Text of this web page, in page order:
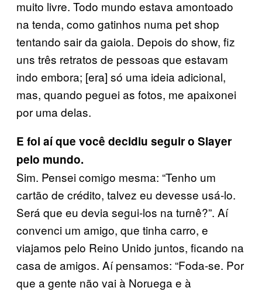
muito livre. Todo mundo estava amontoado
na tenda, como gatinhos numa pet shop
tentando sair da gaiola. Depois do show, fiz
uns três retratos de pessoas que estavam
indo embora; [era] só uma ideia adicional,
mas, quando peguei as fotos, me apaixonei
por uma delas.
E foi aí que você decidiu seguir o Slayer
pelo mundo.
Sim. Pensei comigo mesma: “Tenho um
cartão de crédito, talvez eu devesse usá-lo.
Será que eu devia segui-los na turnê?”. Aí
convenci um amigo, que tinha carro, e
viajamos pelo Reino Unido juntos, ficando na
casa de amigos. Aí pensamos: “Foda-se. Por
que a gente não vai à Noruega e à